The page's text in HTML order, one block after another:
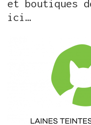
et boutiques
ici…